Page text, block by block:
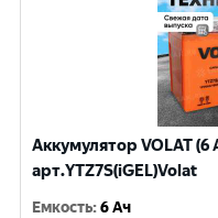
Аккумулятор VOLAT (6
арт.YTZ7S(iGEL)Volat
Емкость:6 Ач